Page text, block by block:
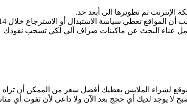
تم تطويرها الى أبعد حد.
تعطي سياسة الاستبدال أو الاسترجاع خلال 14 يوما.
حمل عناء البحث عن ماكينات صراف آلي لكي تسحب
لشراء الملابس يعطيك أفضل سعر من الممكن أن تراه
لا يوجد لديك أي حجج بعد الآن ولا داعي لأن تفوت أي